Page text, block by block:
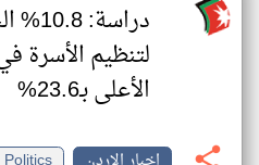
لتنظيم الأسرة
الأعلى بـ23.6%